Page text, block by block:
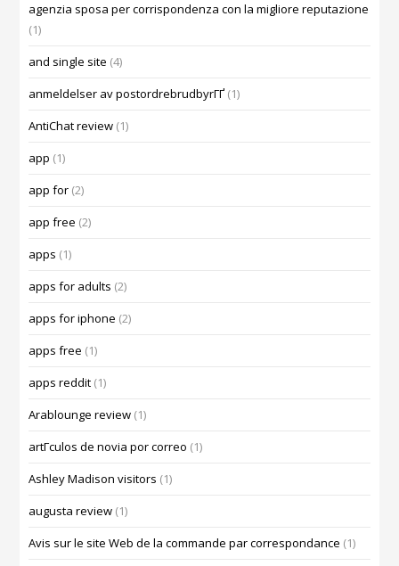
agenzia sposa per corrispondenza con la migliore reputazione
(1)
and single site (4)
anmeldelser av postordrebrudbyrГҐ (1)
AntiChat review (1)
app (1)
app for (2)
app free (2)
apps (1)
apps for adults (2)
apps for iphone (2)
apps free (1)
apps reddit (1)
Arablounge review (1)
artГ­culos de novia por correo (1)
Ashley Madison visitors (1)
augusta review (1)
Avis sur le site Web de la commande par correspondance (1)